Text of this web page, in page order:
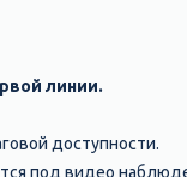
линии.
доступности.
под видео